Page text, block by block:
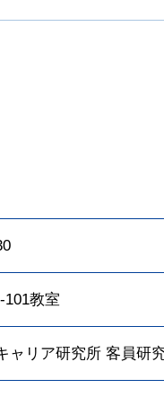
教室
リア研究所 客員研究